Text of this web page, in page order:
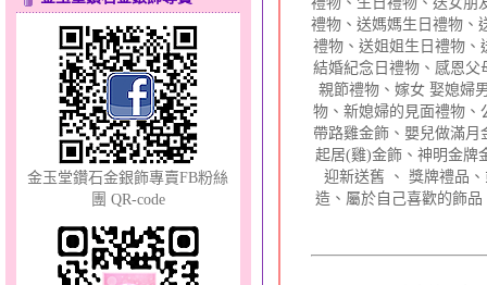
花顏綻放～黃金套鍊
無限之愛～男黃金戒指
金玉堂鑽石金銀飾專賣FB粉絲
團 QR-code
禮物、送媽媽生日禮物、
禮物、送姐姐生日禮物、
結婚紀念日禮物、感恩父
親節禮物、嫁女 娶媳婦
物、新媳婦的見面禮物、
帶路雞金飾、嬰兒做滿月
起居(雞)金飾、神明金牌
迎新送舊 、 獎牌禮品
造、屬於自己喜歡的飾